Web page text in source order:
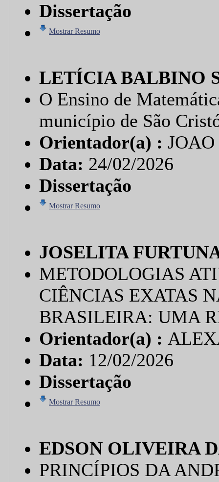
Dissertação
Mostrar Resumo
LETÍCIA BALBINO
O Ensino de
município de São
Orientador(a) :
Data: 24/02/2026
Dissertação
Mostrar Resumo
JOSELITA
METODOLOGIAS
CIÊNCIAS EXATAS
BRASILEIRA: UMA
Orientador(a) :
Data: 12/02/2026
Dissertação
Mostrar Resumo
EDSON OLIVEIRA
PRINCÍPIOS DA